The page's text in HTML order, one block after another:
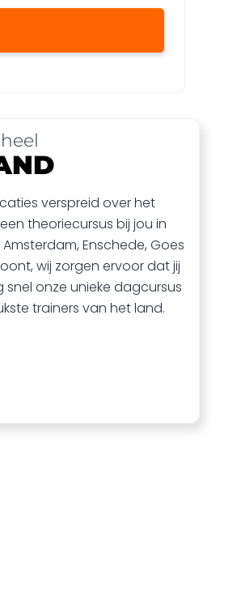
verspreid over het
theoriecursus bij jou in
Enschede, Goes
wij zorgen ervoor dat jij
snel onze unieke dagcursus
trainers van het land.